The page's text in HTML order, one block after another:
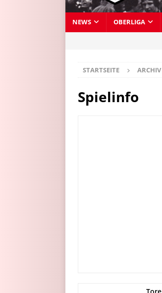
NEWS OBERLIGA
STARTSEITE ARCHIV
Spielinfo